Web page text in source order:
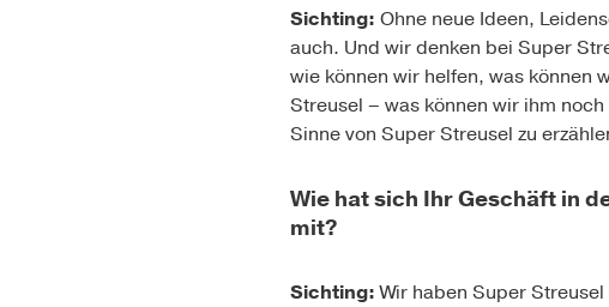
Sichting: Ohne neue Ideen,
auch. Und wir denken bei Super
wie können wir helfen, was können
Streusel – was können wir ihm
Sinne von Super Streusel zu
Wie hat sich Ihr Geschäft in
mit?
Sichting:Wir haben Super